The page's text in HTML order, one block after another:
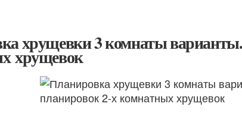
хрущевки 3 комнаты
хрущевок